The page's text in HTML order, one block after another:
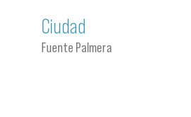
Ciudad
Fuente Palmera